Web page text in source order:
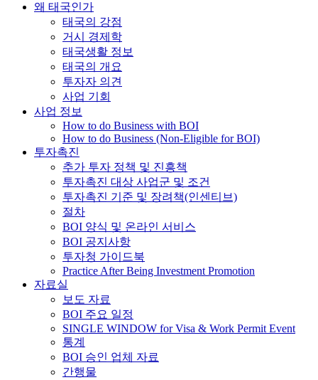
왜 태국인가
태국의 강점
거시 경제학
태국생활 정보
태국의 개요
투자자 의견
사업 기회
사업 정보
How to do Business with BOI
How to do Business (Non-Eligible for BOI)
투자촉진
추가 투자 정책 및 진흥책
투자촉진 대상 사업군 및 조건
투자촉진 기준 및 장려책(인센티브)
절차
BOI 양식 및 온라인 서비스
BOI 공지사항
투자청 가이드북
Practice After Being Investment Promotion
자료실
보도 자료
BOI 주요 일정
SINGLE WINDOW for Visa & Work Permit Event
통계
BOI 승인 업체 자료
간행물